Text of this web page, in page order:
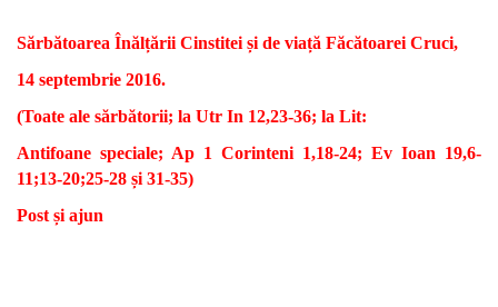
Sărbătoarea Înălțării Cinstitei și de viață Făcătoarei Cruci,
14 septembrie 2016.
(Toate ale sărbătorii; la Utr In 12,23-36; la Lit:
Antifoane speciale; Ap 1 Corinteni 1,18-24; Ev Ioan 19,6-
11;13-20;25-28 și 31-35)
Post și ajun